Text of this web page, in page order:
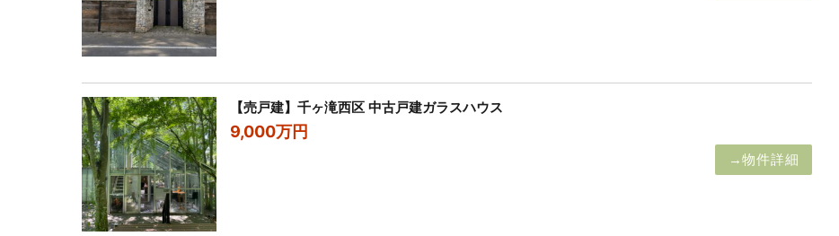
【売戸建】千ヶ滝西区 中古戸建ガラスハウス
9,000万円
→物件詳細